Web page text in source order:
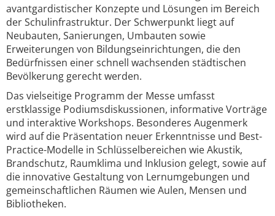
avantgardistischer Konzepte und Lösungen im Bereich
der Schulinfrastruktur. Der Schwerpunkt liegt auf
Neubauten, Sanierungen, Umbauten sowie
Erweiterungen von Bildungseinrichtungen, die den
Bedürfnissen einer schnell wachsenden städtischen
Bevölkerung gerecht werden.
Das vielseitige Programm der Messe umfasst
erstklassige Podiumsdiskussionen, informative Vorträge
und interaktive Workshops. Besonderes Augenmerk
wird auf die Präsentation neuer Erkenntnisse und Best-
Practice-Modelle in Schlüsselbereichen wie Akustik,
Brandschutz, Raumklima und Inklusion gelegt, sowie auf
die innovative Gestaltung von Lernumgebungen und
gemeinschaftlichen Räumen wie Aulen, Mensen und
Bibliotheken.